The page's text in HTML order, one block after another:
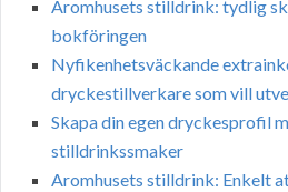
Aromhusets stilldrink: tydlig
bokföringen
Nyfikenhetsväckande
dryckestillverkare som vill
Skapa din egen dryckesprofil
stilldrinkssmaker
Aromhusets stilldrink: Enkelt